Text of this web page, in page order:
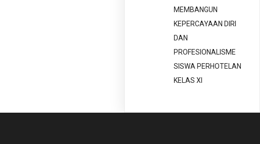
MEMBANGUN
KEPERCAYAAN DIRI
DAN
PROFESIONALISME
SISWA PERHOTELAN
KELAS XI